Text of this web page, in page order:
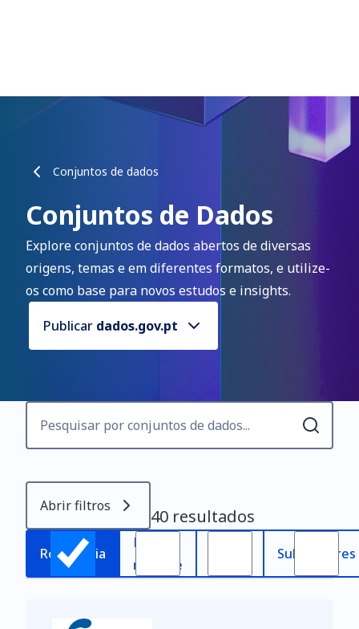
Conjuntos de dados
Conjuntos de Dados
Explore conjuntos de dados abertos de diversas
origens, temas e em diferentes formatos, e utilize-
os como base para novos estudos e insights.
Publicar dados.gov.pt
Abrir filtros 40 resultados
Relevância
Mais
recente
Subscritores